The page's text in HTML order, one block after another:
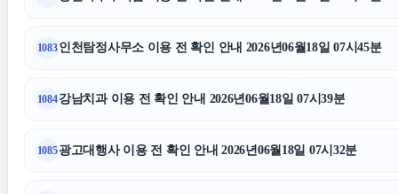
대구이혼전문변호사 의정부형사
카니발 장기렌트
인천하수구막힘 수원이혼전
1083인천탐정사무소 이용 전 확인 안내 2026년06월18일 07시45분
1084강남치과 이용 전 확인 안내 2026년06월18일 07시39분
1085광고대행사 이용 전 확인 안내 2026년06월18일 07시32분